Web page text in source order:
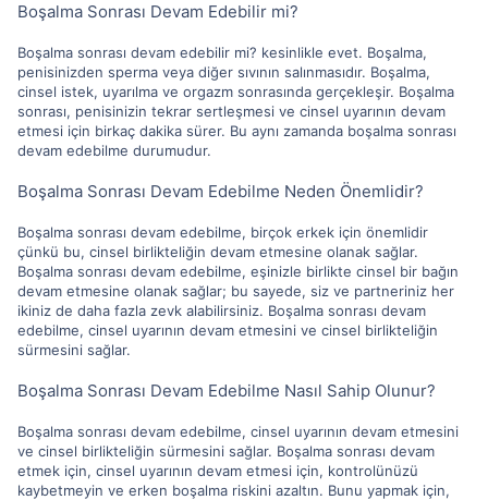
Boşalma Sonrası Devam Edebilir mi?
Boşalma sonrası devam edebilir mi? kesinlikle evet. Boşalma,
penisinizden sperma veya diğer sıvının salınmasıdır. Boşalma,
cinsel istek, uyarılma ve orgazm sonrasında gerçekleşir. Boşalma
sonrası, penisinizin tekrar sertleşmesi ve cinsel uyarının devam
etmesi için birkaç dakika sürer. Bu aynı zamanda boşalma sonrası
devam edebilme durumudur.
Boşalma Sonrası Devam Edebilme Neden Önemlidir?
Boşalma sonrası devam edebilme, birçok erkek için önemlidir
çünkü bu, cinsel birlikteliğin devam etmesine olanak sağlar.
Boşalma sonrası devam edebilme, eşinizle birlikte cinsel bir bağın
devam etmesine olanak sağlar; bu sayede, siz ve partneriniz her
ikiniz de daha fazla zevk alabilirsiniz. Boşalma sonrası devam
edebilme, cinsel uyarının devam etmesini ve cinsel birlikteliğin
sürmesini sağlar.
Boşalma Sonrası Devam Edebilme Nasıl Sahip Olunur?
Boşalma sonrası devam edebilme, cinsel uyarının devam etmesini
ve cinsel birlikteliğin sürmesini sağlar. Boşalma sonrası devam
etmek için, cinsel uyarının devam etmesi için, kontrolünüzü
kaybetmeyin ve erken boşalma riskini azaltın. Bunu yapmak için,